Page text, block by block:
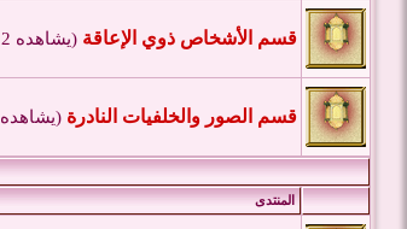
قسم الأشخاص ذوي الإعاقة (يشاهده 2 زائر)
قسم الصور والخلفيات النادرة (يشاهده 2 زائر)
المنتدى